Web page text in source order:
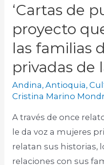
‘Cartas de
proyecto
las familias
privadas de
Andina,Antioquia,
Cristina Marino
A través de once
le da voz a mujeres
relatan sus historias,
relaciones con sus